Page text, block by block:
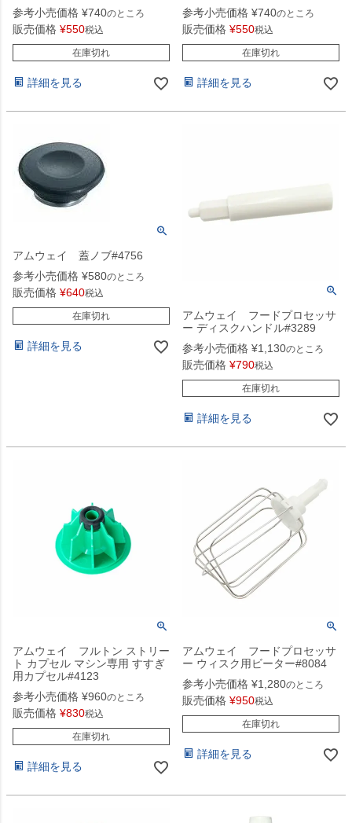
参考小売価格 ¥740のところ
販売価格 ¥550税込
在庫切れ
詳細を見る
参考小売価格 ¥740のところ
販売価格 ¥550税込
在庫切れ
詳細を見る
アムウェイ 蓋ノブ#4756
参考小売価格 ¥580のところ
販売価格 ¥640税込
在庫切れ
詳細を見る
アムウェイ フードプロセッサ
ー ディスクハンドル#3289
参考小売価格 ¥1,130のところ
販売価格 ¥790税込
在庫切れ
詳細を見る
アムウェイ フルトン ストリー
ト カプセル マシン専用 すすぎ
用カプセル#4123
参考小売価格 ¥960のところ
販売価格 ¥830税込
在庫切れ
詳細を見る
アムウェイ フードプロセッサ
ー ウィスク用ビーター#8084
参考小売価格 ¥1,280のところ
販売価格 ¥950税込
在庫切れ
詳細を見る